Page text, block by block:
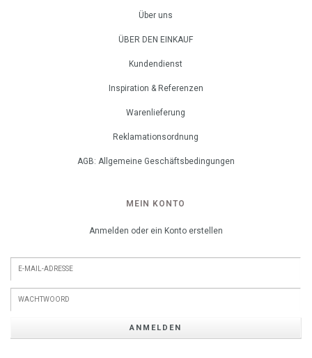
Über uns
ÜBER DEN EINKAUF
Kundendienst
Inspiration & Referenzen
Warenlieferung
Reklamationsordnung
AGB: Allgemeine Geschäftsbedingungen
MEIN KONTO
Anmelden oder ein Konto erstellen
ANMELDEN